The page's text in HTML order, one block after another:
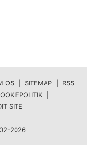
OS SITEMAP
RSS
SITE
2026